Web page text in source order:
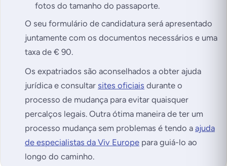
fotos do tamanho do passaporte.
O seu formulário de candidatura será apresentado
juntamente com os documentos necessários e uma
taxa de € 90.
Os expatriados são aconselhados a obter ajuda
jurídica e consultar sites oficiais durante o
processo de mudança para evitar quaisquer
percalços legais. Outra ótima maneira de ter um
processo mudança sem problemas é tendo a ajuda
de especialistas da Viv Europe para guiá-lo ao
longo do caminho.